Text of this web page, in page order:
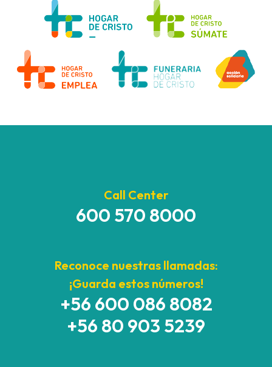
Call Center
600 570 8000
Reconoce nuestras llamadas:
¡Guarda estos números!
+56 600 086 8082
+56 80 903 5239